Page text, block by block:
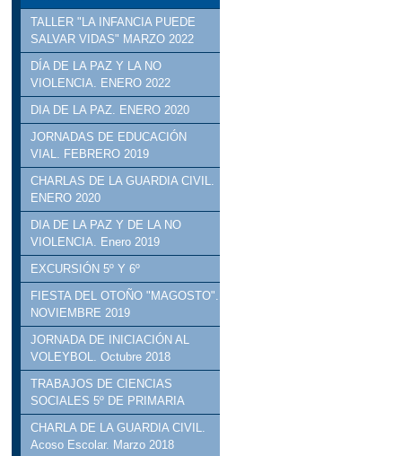
TALLER "LA INFANCIA PUEDE
SALVAR VIDAS" MARZO 2022
DÍA DE LA PAZ Y LA NO
VIOLENCIA. ENERO 2022
DIA DE LA PAZ. ENERO 2020
JORNADAS DE EDUCACIÓN
VIAL. FEBRERO 2019
CHARLAS DE LA GUARDIA CIVIL.
ENERO 2020
DIA DE LA PAZ Y DE LA NO
VIOLENCIA. Enero 2019
EXCURSIÓN 5º Y 6º
FIESTA DEL OTOÑO "MAGOSTO".
NOVIEMBRE 2019
JORNADA DE INICIACIÓN AL
VOLEYBOL. Octubre 2018
TRABAJOS DE CIENCIAS
SOCIALES 5º DE PRIMARIA
CHARLA DE LA GUARDIA CIVIL.
Acoso Escolar. Marzo 2018